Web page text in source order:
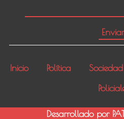
Inicio Política Sociedad
Desarrollado por